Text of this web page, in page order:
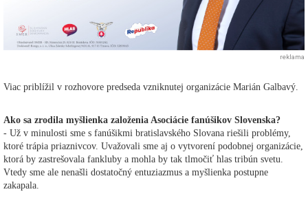
reklama
Viac priblížil v rozhovore predseda vzniknutej organizácie Marián Galbavý.
Ako sa zrodila myšlienka založenia Asociácie fanúšikov Slovenska?
- Už v minulosti sme s fanúšikmi bratislavského Slovana riešili problémy,
ktoré trápia priaznivcov. Uvažovali sme aj o vytvorení podobnej organizácie,
ktorá by zastrešovala fankluby a mohla by tak tlmočiť hlas tribún svetu.
Vtedy sme ale nenašli dostatočný entuziazmus a myšlienka postupne
zakapala.